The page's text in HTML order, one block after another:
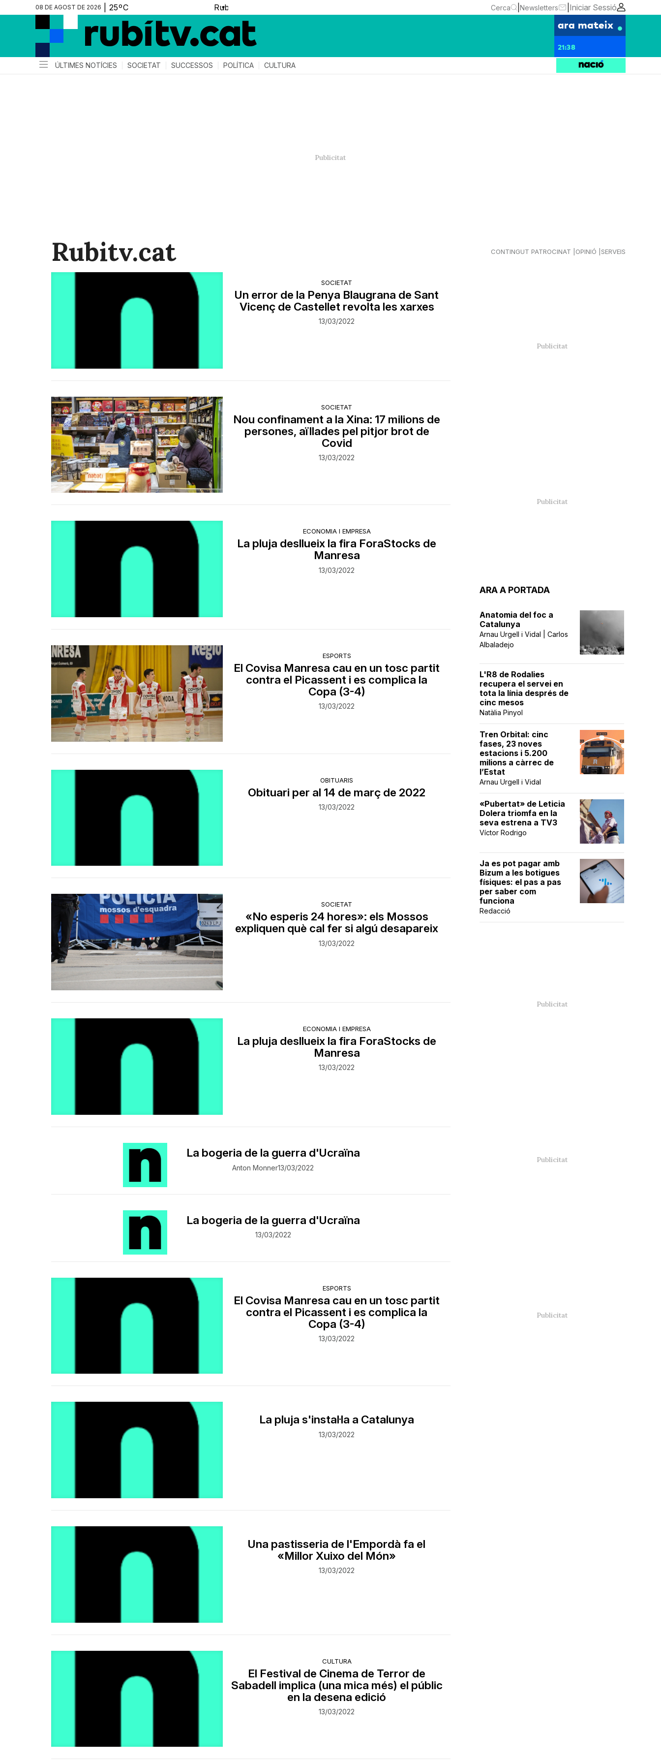
08 DE AGOST DE 2026 ▼ Cerca Newsletters Iniciar Sessió
ara mateix
21:38
ÚLTIMES NOTÍCIES SOCIETAT SUCCESSOS POLÍTICA CULTURA
Rubitv.cat CONTINGUT PATROCINAT OPINIÓ SERVEIS
SOCIETAT
Un error de la Penya Blaugrana de Sant
Vicenç de Castellet revolta les xarxes
13/03/2022
SOCIETAT
Nou confinament a la Xina: 17 milions de
persones, aïllades pel pitjor brot de
Covid
13/03/2022
ECONOMIA I EMPRESA
La pluja desllueix la fira ForaStocks de
Manresa
13/03/2022
ESPORTS
El Covisa Manresa cau en un tosc partit
contra el Picassent i es complica la
Copa (3-4)
13/03/2022
OBITUARIS
Obituari per al 14 de març de 2022
13/03/2022
SOCIETAT
«No esperis 24 hores»: els Mossos
expliquen què cal fer si algú desapareix
13/03/2022
ECONOMIA I EMPRESA
La pluja desllueix la fira ForaStocks de
Manresa
13/03/2022
La bogeria de la guerra d'Ucraïna
Anton Monner13/03/2022
La bogeria de la guerra d'Ucraïna
13/03/2022
ESPORTS
El Covisa Manresa cau en un tosc partit
contra el Picassent i es complica la
Copa (3-4)
13/03/2022
La pluja s'instal·la a Catalunya
13/03/2022
Una pastisseria de l'Empordà fa el
«Millor Xuixo del Món»
13/03/2022
CULTURA
El Festival de Cinema de Terror de
Sabadell implica (una mica més) el públic
en la desena edició
13/03/2022
ARA A PORTADA
Anatomia del foc a
Catalunya
Arnau Urgell i Vidal | Carlos
Albaladejo
L'R8 de Rodalies
recupera el servei en
tota la línia després de
cinc mesos
Natàlia Pinyol
Tren Orbital: cinc
fases, 23 noves
estacions i 5.200
milions a càrrec de
l’Estat
Arnau Urgell i Vidal
«Pubertat» de Leticia
Dolera triomfa en la
seva estrena a TV3
Víctor Rodrigo
Ja es pot pagar amb
Bizum a les botigues
físiques: el pas a pas
per saber com
funciona
Redacció